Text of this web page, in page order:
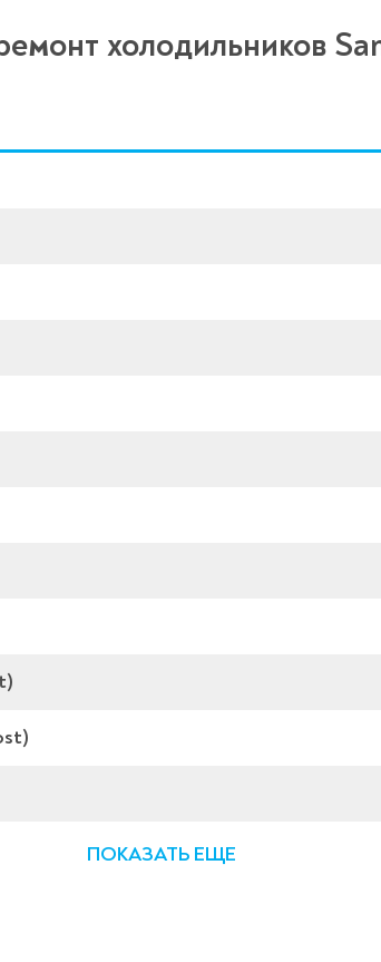
холодильников
ПОКАЗАТЬ ЕЩЕ